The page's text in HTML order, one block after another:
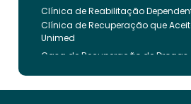
Clínica de Reabilitação
Clínica de Recuperação que
Unimed
Casa de Recuperação de Drogas
Clínica de Reabilitação de
Clinica de Recuperação de